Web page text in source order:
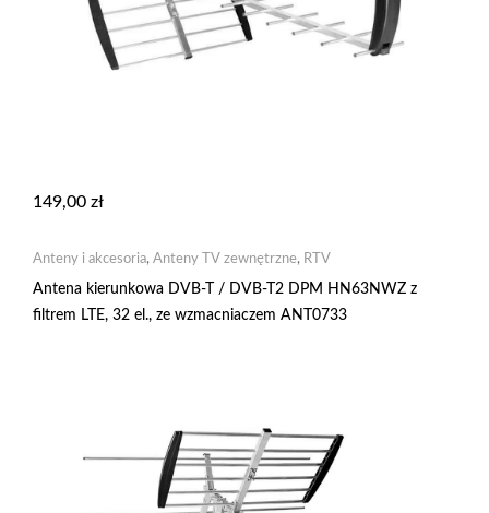
149,00 zł
Anteny i akcesoria, Anteny TV zewnętrzne, RTV
Antena kierunkowa DVB-T / DVB-T2 DPM HN63NWZ z
filtrem LTE, 32 el., ze wzmacniaczem ANT0733